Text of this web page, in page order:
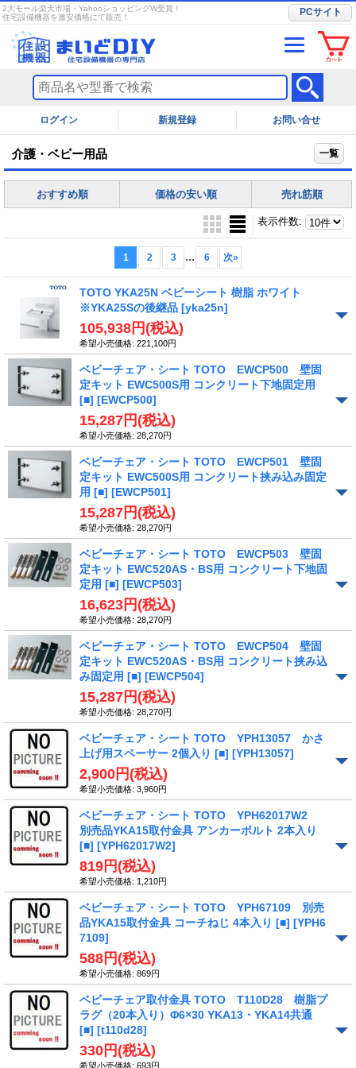
2大モール楽天市場・YahooショッピングW受賞！
住宅設備機器を激安価格にて販売！
PCサイト
ログイン お問い合せ
介護・ベビー用品 一覧
おすすめ順 価格の安い順 売れ筋順
表示件数:
1 2 3 ... 6 次»
TOTO YKA25N ベビーシート 樹脂 ホワイト
※YKA25Sの後継品 [yka25n]
105,938円 (税込)
希望小売価格: 221,100円
ベビーチェア・シート TOTO EWCP500 壁固
定キット EWC500S用 コンクリート下地固定用
[■] [EWCP500]
15,287円 (税込)
希望小売価格: 28,270円
ベビーチェア・シート TOTO EWCP501 壁固
定キット EWC500S用 コンクリート挟み込み固定
用 [■] [EWCP501]
15,287円 (税込)
希望小売価格: 28,270円
ベビーチェア・シート TOTO EWCP503 壁固
定キット EWC520AS・BS用 コンクリート下地固
定用 [■] [EWCP503]
16,623円 (税込)
希望小売価格: 28,270円
ベビーチェア・シート TOTO EWCP504 壁固
定キット EWC520AS・BS用 コンクリート挟み込
み固定用 [■] [EWCP504]
15,287円 (税込)
希望小売価格: 28,270円
ベビーチェア・シート TOTO YPH13057 かさ
上げ用スペーサー 2個入り [■] [YPH13057]
2,900円 (税込)
希望小売価格: 3,960円
ベビーチェア・シート TOTO YPH62017W2
別売品YKA15取付金具 アンカーボルト 2本入り
[■] [YPH62017W2]
819円 (税込)
希望小売価格: 1,210円
ベビーチェア・シート TOTO YPH67109 別売
品YKA15取付金具 コーチねじ 4本入り [■] [YPH6
7109]
588円 (税込)
希望小売価格: 869円
ベビーチェア取付金具 TOTO T110D28 樹脂プ
ラグ（20本入り）Φ6×30 YKA13・YKA14共通
[■] [t110d28]
330円 (税込)
希望小売価格: 693円